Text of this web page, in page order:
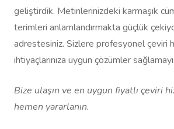
geliştirdik. Metinlerinizdeki karmaşık
terimleri anlamlandırmakta güçlük
adrestesiniz. Sizlere profesyonel çeviri
ihtiyaçlarınıza uygun çözümler
Bize ulaşın ve en uygun fiyatlı çeviri
hemen yararlanın.